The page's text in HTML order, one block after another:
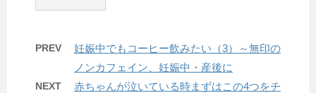
PREV
妊娠中でもコーヒー飲みたい（3）～無印の
ノンカフェイン、妊娠中・産後に
NEXT
赤ちゃんが泣いている時まずはこの4つをチ